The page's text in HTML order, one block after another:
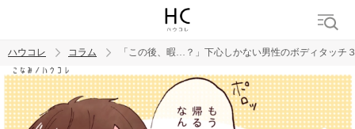
ハウコレ コラム 「この後、暇…？」下心しかない男性のボディタッチ